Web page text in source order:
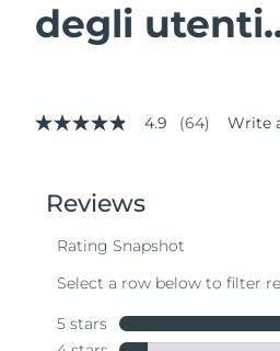
degli
4.9
stars,
average
value.
Same
page
4.9 (64) Write